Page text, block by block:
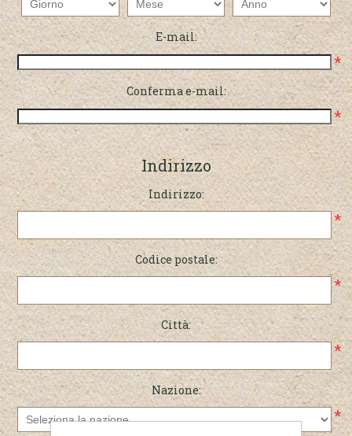
E-mail:
*
Conferma e-mail:
*
Indirizzo
Indirizzo:
*
Codice postale:
*
Città:
*
Nazione:
*